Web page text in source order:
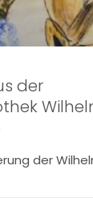
der
der